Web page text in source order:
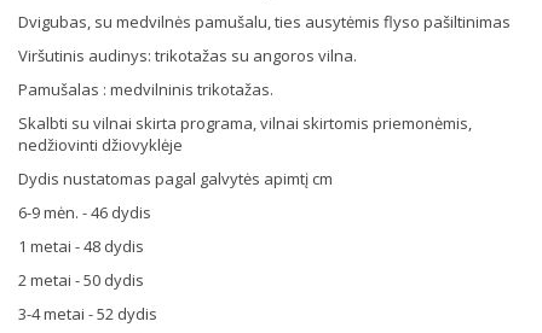
Dvigubas, su medvilnės pamušalu, ties ausytėmis flyso pašiltinimas
Viršutinis audinys: trikotažas su angoros vilna.
Pamušalas : medvilninis trikotažas.
Skalbti su vilnai skirta programa, vilnai skirtomis priemonėmis,
nedžiovinti džiovyklėje
Dydis nustatomas pagal galvytės apimtį cm
6-9 mėn. - 46 dydis
1 metai - 48 dydis
2 metai - 50 dydis
3-4 metai - 52 dydis